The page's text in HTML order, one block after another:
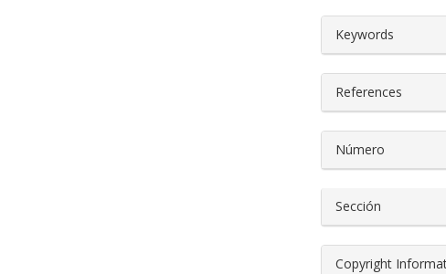
Keywords
References
Número
Sección
Copyright